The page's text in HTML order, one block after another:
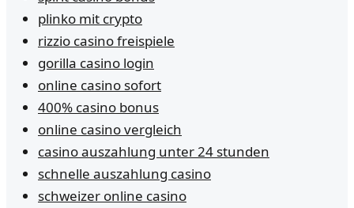
plinko mit crypto
rizzio casino freispiele
gorilla casino login
online casino sofort
400% casino bonus
online casino vergleich
casino auszahlung unter 24 stunden
schnelle auszahlung casino
schweizer online casino